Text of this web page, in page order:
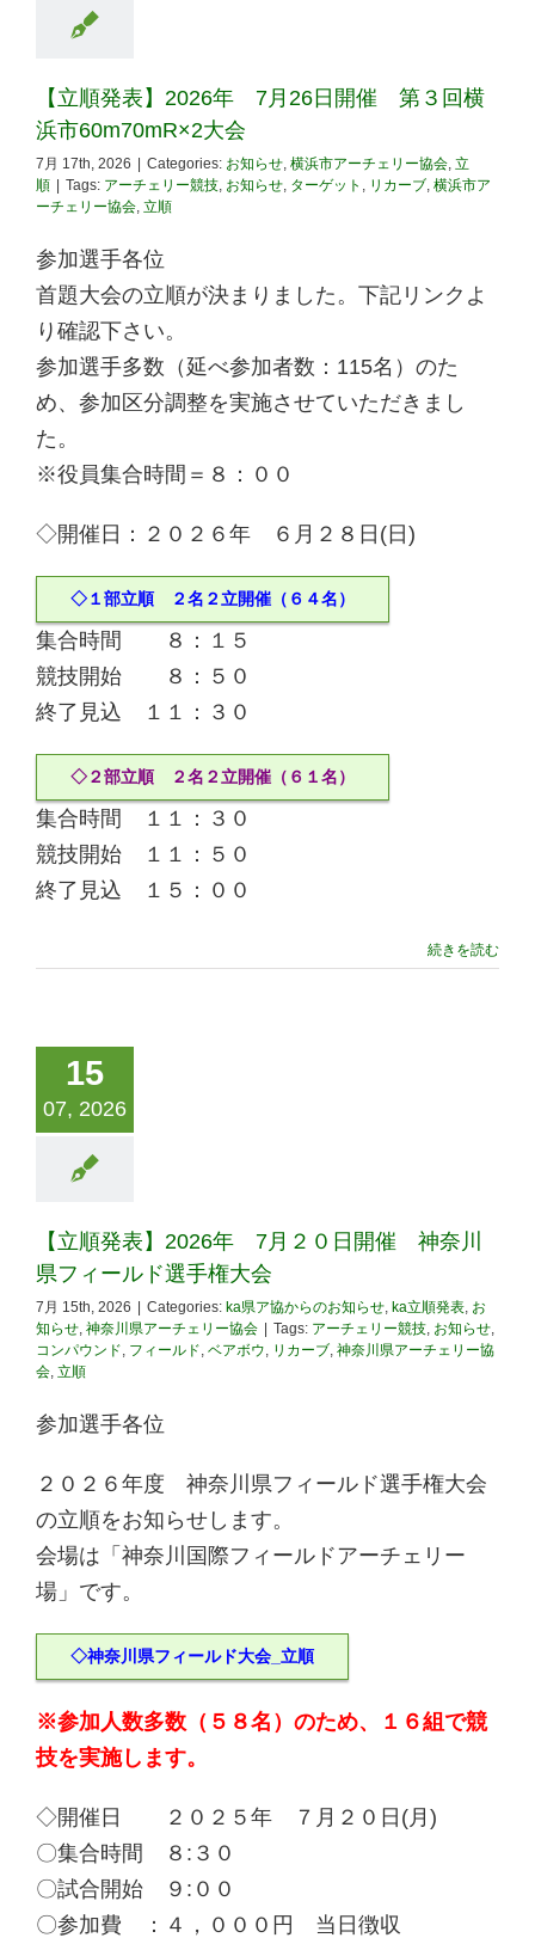
【立順発表】2026年 7月26日開催 第３回横
浜市60m70mR×2大会
7月 17th, 2026 Categories: お知らせ, 横浜市アーチェリー協会, 立
順
Tags: アーチェリー競技, お知らせ, ターゲット , リカーブ, 横浜市ア
ーチェリー協会, 立順
参加選手各位
首題大会の立順が決まりました。下記リンクよ
り確認下さい。
参加選手多数（延べ参加者数：115名）のた
め、参加区分調整を実施させていただきまし
た。
※役員集合時間＝８：００
◇開催日：２０２６年 ６月２８日(日)
◇１部立順 ２名２立開催（６４名）
集合時間 ８：１５
競技開始 ８：５０
終了見込 １１：３０
◇２部立順 ２名２立開催（６１名）
集合時間 １１：３０
競技開始 １１：５０
終了見込 １５：００
続きを読む
15
07, 2026
【立順発表】2026年 7月２０日開催 神奈川
県フィールド選手権大会
7月 15th, 2026 Categories: ka県ア協からのお知らせ, ka立順発表, お
知らせ, 神奈川県アーチェリー協会 Tags: アーチェリー競技, お知らせ,
コンパウンド, フィールド, ベアボウ, リカーブ, 神奈川県アーチェリー協
会, 立順
参加選手各位
２０２６年度 神奈川県フィールド選手権大会
の立順をお知らせします。
会場は「神奈川国際フィールドアーチェリー
場」です。
◇神奈川県フィールド大会_立順
※参加人数多数（５８名）のため、１６組で競
技を実施します。
◇開催日 ２０２５年 ７月２０日(月)
〇集合時間 ８:３０
〇試合開始 ９:００
〇参加費 ：４，０００円 当日徴収